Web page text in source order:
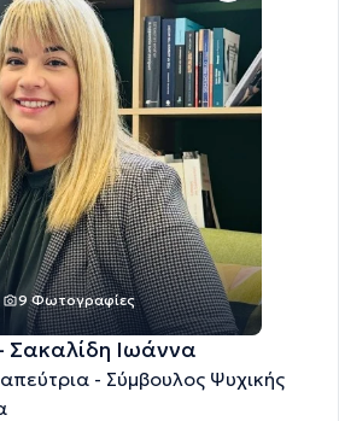
9 Φωτογραφίες
Σακαλίδη Ιωάννα
- Σύμβουλος Ψυχικής